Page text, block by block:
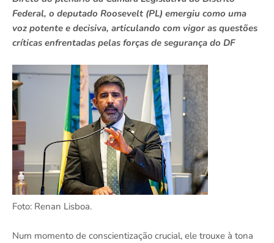
Federal, o deputado Roosevelt (PL) emergiu como uma
voz potente e decisiva, articulando com vigor as questões
críticas enfrentadas pelas forças de segurança do DF
Foto: Renan Lisboa.
Num momento de conscientização crucial, ele trouxe à tona